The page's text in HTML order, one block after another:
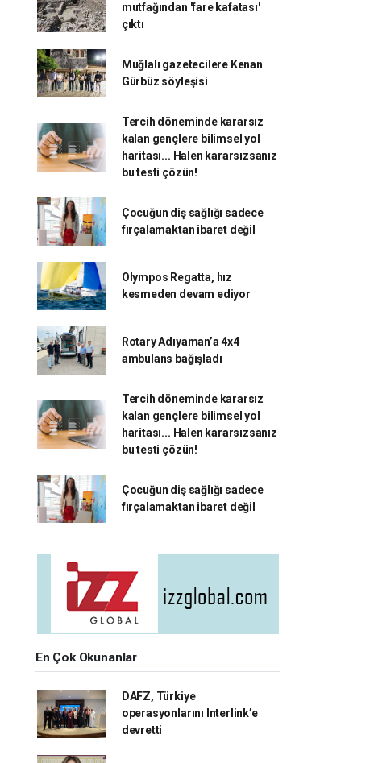
mutfağından 'fare kafatası'
çıktı
Muğlalı gazetecilere Kenan
Gürbüz söyleşisi
Tercih döneminde kararsız
kalan gençlere bilimsel yol
haritası... Halen kararsızsanız
bu testi çözün!
Çocuğun diş sağlığı sadece
fırçalamaktan ibaret değil
Olympos Regatta, hız
kesmeden devam ediyor
Rotary Adıyaman’a 4x4
ambulans bağışladı
Tercih döneminde kararsız
kalan gençlere bilimsel yol
haritası... Halen kararsızsanız
bu testi çözün!
Çocuğun diş sağlığı sadece
fırçalamaktan ibaret değil
En Çok Okunanlar
DAFZ, Türkiye
operasyonlarını Interlink’e
devretti